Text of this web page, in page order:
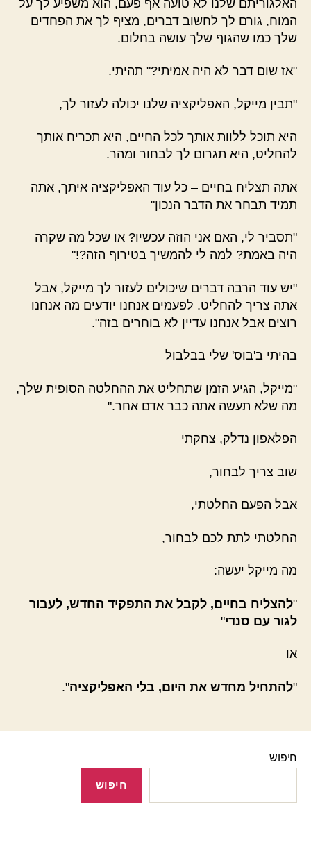
האלגוריתם שלנו לא טועה אף פעם, הוא משפיע לך על
המוח, גורם לך לחשוב דברים, מציף לך את הפחדים
שלך כמו שהגוף שלך עושה בחלום.
"אז שום דבר לא היה אמיתי?" תהיתי.
"תבין מייקל, האפליקציה שלנו יכולה לעזור לך,
היא תוכל ללוות אותך לכל החיים, היא תכריח אותך
להחליט, היא תגרום לך לבחור ומהר.
אתה תצליח בחיים – כל עוד האפליקציה איתך, אתה
תמיד תבחר את הדבר הנכון"
"תסביר לי, האם אני הוזה עכשיו? או שכל מה שקרה
היה באמת? למה לי להמשיך בטירוף הזה?!"
"יש עוד הרבה דברים שיכולים לעזור לך מייקל, אבל
אתה צריך להחליט. לפעמים אנחנו יודעים מה אנחנו
רוצים אבל אנחנו עדיין לא בוחרים בזה".
בהיתי ב'בוס' שלי בבלבול
"מייקל, הגיע הזמן שתחליט את ההחלטה הסופית שלך,
מה שלא תעשה אתה כבר אדם אחר."
הפלאפון נדלק, צחקתי
שוב צריך לבחור,
אבל הפעם החלטתי,
החלטתי לתת לכם לבחור,
מה מייקל יעשה:
"להצליח בחיים, לקבל את התפקיד החדש, לעבור
לגור עם סנדי"
או
"להתחיל מחדש את היום, בלי האפליקציה".
חיפוש
חיפוש